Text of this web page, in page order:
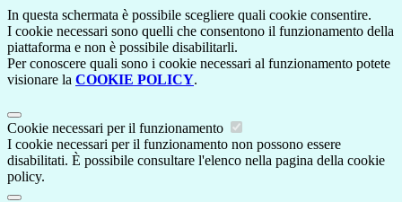
In questa schermata è possibile scegliere quali cookie consentire.
I cookie necessari sono quelli che consentono il funzionamento della
piattaforma e non è possibile disabilitarli.
Per conoscere quali sono i cookie necessari al funzionamento potete
visionare la COOKIE POLICY.
Cookie necessari per il funzionamento
I cookie necessari per il funzionamento non possono essere
disabilitati. È possibile consultare l'elenco nella pagina della cookie
policy.